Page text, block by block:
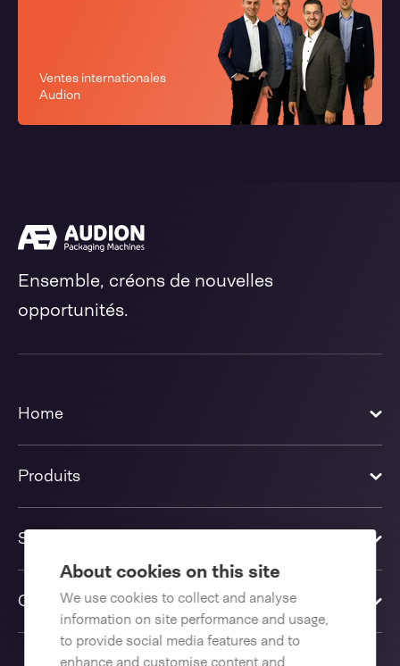
About cookies on this site
We use cookies to collect and analyse
information on site performance and usage,
to provide social media features and to
enhance and customise content and
Ventes internationales
Audion
Ensemble, créons de nouvelles
opportunités.
Home
Produits
Solutions
Contactez-nous